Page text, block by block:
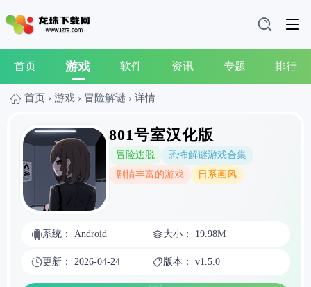
首页 游戏 软件 资讯 专题 排行
首页 › 游戏 › 冒险解谜 › 详情
801号室汉化版
冒险逃脱
恐怖解谜游戏合集
剧情丰富的游戏
日系画风
系统： Android 大小： 19.98M
更新： 2026-04-24 版本： v1.5.0